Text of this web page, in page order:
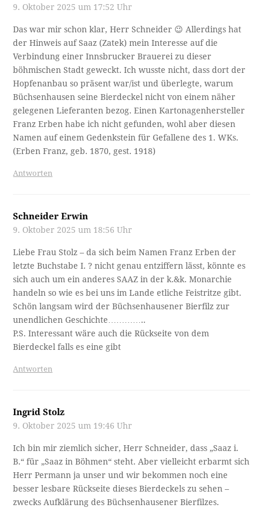
9. Oktober 2025 um 17:52 Uhr
Das war mir schon klar, Herr Schneider 😉 Allerdings hat
der Hinweis auf Saaz (Zatek) mein Interesse auf die
Verbindung einer Innsbrucker Brauerei zu dieser
böhmischen Stadt geweckt. Ich wusste nicht, dass dort der
Hopfenanbau so präsent war/ist und überlegte, warum
Büchsenhausen seine Bierdeckel nicht von einem näher
gelegenen Lieferanten bezog. Einen Kartonagenhersteller
Franz Erben habe ich nicht gefunden, wohl aber diesen
Namen auf einem Gedenkstein für Gefallene des 1. WKs.
(Erben Franz, geb. 1870, gest. 1918)
Antworten
Schneider Erwin
9. Oktober 2025 um 18:56 Uhr
Liebe Frau Stolz – da sich beim Namen Franz Erben der
letzte Buchstabe I. ? nicht genau entziffern lässt, könnte es
sich auch um ein anderes SAAZ in der k.&k. Monarchie
handeln so wie es bei uns im Lande etliche Feistritze gibt.
Schön langsam wird der Büchsenhausener Bierfilz zur
unendlichen Geschichte…………..
P.S. Interessant wäre auch die Rückseite von dem
Bierdeckel falls es eine gibt
Antworten
Ingrid Stolz
9. Oktober 2025 um 19:46 Uhr
Ich bin mir ziemlich sicher, Herr Schneider, dass „Saaz i.
B.“ für „Saaz in Böhmen“ steht. Aber vielleicht erbarmt sich
Herr Permann ja unser und wir bekommen noch eine
besser lesbare Rückseite dieses Bierdeckels zu sehen –
zwecks Aufklärung des Büchsenhausener Bierfilzes.